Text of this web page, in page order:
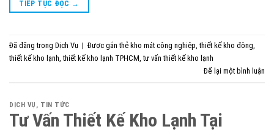
TIẾP TỤC ĐỌC →
Đã đăng trong Dịch Vụ | Được gắn thẻ kho mát công nghiệp,thiết kế kho đông,
thiết kế kho lạnh,thiết kế kho lạnh TPHCM,tư vấn thiết kế kho lạnh
Để lại một bình luận
DỊCH VỤ , TIN TỨC
Tư Vấn Thiết Kế Kho Lạnh Tại